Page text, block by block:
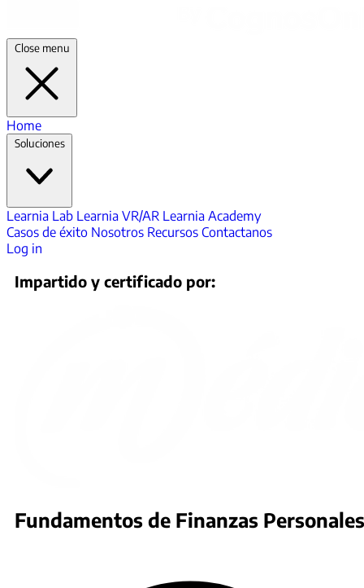
Close menu
Home
Soluciones
Learnia Lab Learnia VR/AR Learnia Academy
Casos de éxito Nosotros Recursos Contactanos
Log in
Impartido y certificado por:
Fundamentos de Finanzas Personales